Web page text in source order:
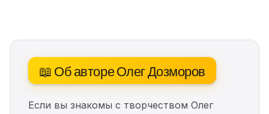
📖 Об авторе Олег Дозморов
Если вы знакомы с творчеством Олег